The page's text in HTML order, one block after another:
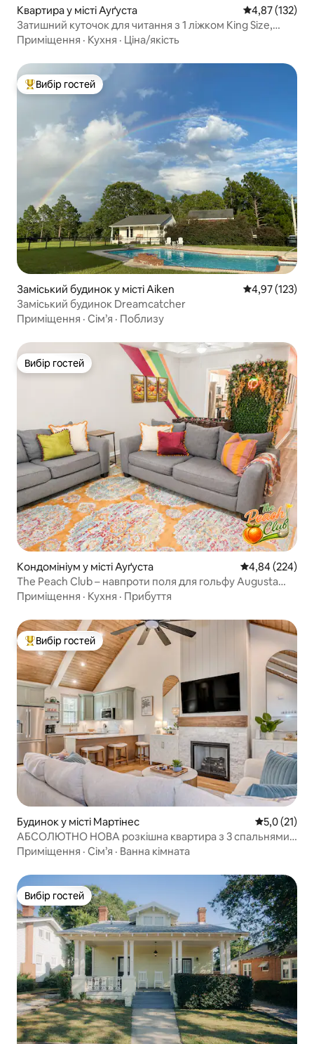
Квартира у місті Ауґуста Середня
4,87 (132)
Затишний куточок для читання з 1 ліжком King Size,
лише 12 хвилин до Masters
Приміщення · Кухня · Ціна/якість
Топ вибір гостей
Вибір гостей
Заміський будинок у місті Aiken Середня
4,97 (123)
Заміський будинок Dreamcatcher
Приміщення · Сім’я · Поблизу
Вибір гостей
Вибір гостей
Кондомініум у місті Ауґуста Середня
4,84 (224)
The Peach Club – навпроти поля для гольфу Augusta
National
Приміщення · Кухня · Прибуття
Топ вибір гостей
Вибір гостей
Будинок у місті Мартінес Середня
5,0 (21)
АБСОЛЮТНО НОВА розкішна квартира з 3 спальнями у
Мартінесі – величезний двір – місце для багаття
Приміщення · Сім’я · Ванна кімната
Вибір гостей
Вибір гостей